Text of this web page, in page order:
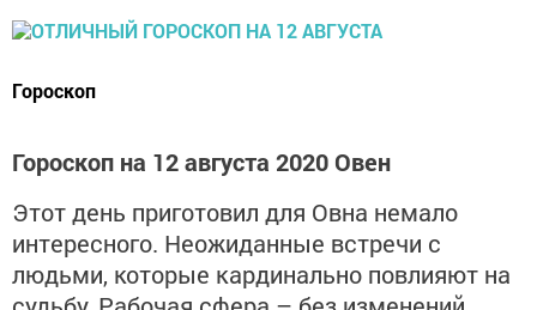
Гороскоп
Гороскоп на 12 августа 2020 Овен
Этот день приготовил для Овна немало
интересного. Неожиданные встречи с
людьми, которые кардинально повлияют на